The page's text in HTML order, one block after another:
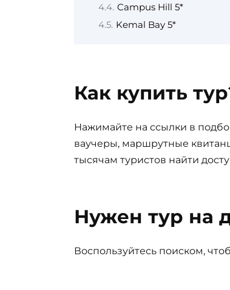
Campus Hill 5*
Kemal Bay 5*
Как купить
Нажимайте на ссылки в
ваучеры, маршрутные
тысячам туристов найти
Нужен тур на
Воспользуйтесь поиском,